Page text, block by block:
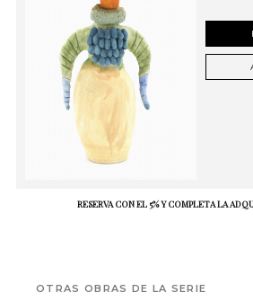
RESERVA CON EL 5% Y COMPLETA LA
OTRAS OBRAS DE LA SERIE